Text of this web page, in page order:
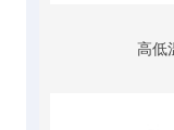
高低